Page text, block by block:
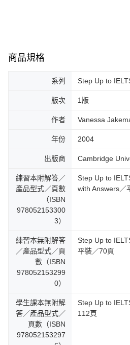
商品規格
系列 Step Up to
版次 1版
作者 Vanessa
年份 2004
出版商 Cambridge
練習本附解答／
產品型式／頁數
（ISBN
978052153300
3）
Step Up to
with Answers／
練習本無附解答
／產品型式／頁
數（ISBN
978052153299
0）
Step Up to
平裝／70頁
學生課本無附解
答／產品型式／
頁數（ISBN
978052153297
Step Up to
112頁